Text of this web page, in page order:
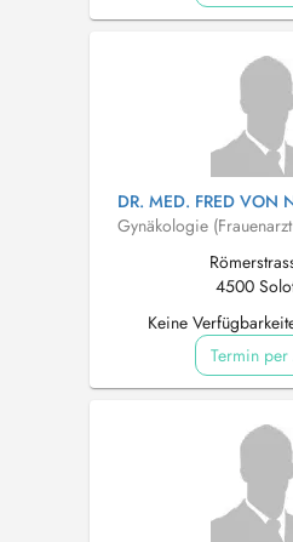
DR. MED. FRED VON
Gynäkologie
4500
Keine
Termin